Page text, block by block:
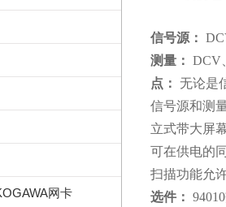
网卡
信号源：
测量： DCV
点：
无论是
信号源和测
立式带大屏
可在供电的
扫描功能允
选件： 94010